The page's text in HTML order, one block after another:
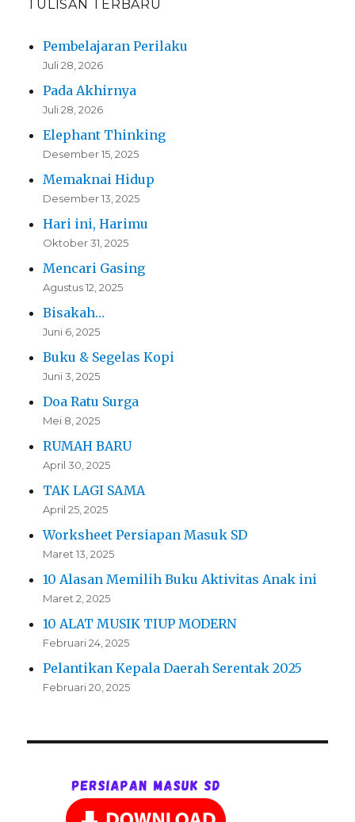
TULISAN TERBARU
Pembelajaran Perilaku
Juli 28, 2026
Pada Akhirnya
Juli 28, 2026
Elephant Thinking
Desember 15, 2025
Memaknai Hidup
Desember 13, 2025
Hari ini, Harimu
Oktober 31, 2025
Mencari Gasing
Agustus 12, 2025
Bisakah…
Juni 6, 2025
Buku & Segelas Kopi
Juni 3, 2025
Doa Ratu Surga
Mei 8, 2025
RUMAH BARU
April 30, 2025
TAK LAGI SAMA
April 25, 2025
Worksheet Persiapan Masuk SD
Maret 13, 2025
10 Alasan Memilih Buku Aktivitas Anak ini
Maret 2, 2025
10 ALAT MUSIK TIUP MODERN
Februari 24, 2025
Pelantikan Kepala Daerah Serentak 2025
Februari 20, 2025